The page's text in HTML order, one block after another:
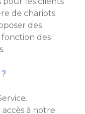
de chariots
des
des
accès à notre